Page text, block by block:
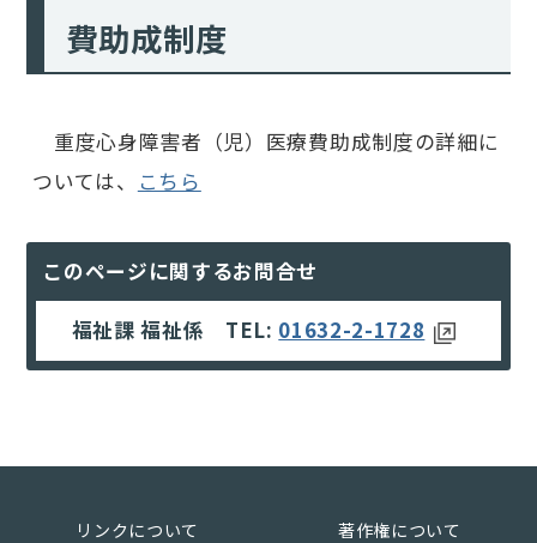
費助成制度
重度心身障害者（児）医療費助成制度の詳細に
ついては、
こちら
このページに関するお問合せ
福祉課 福祉係 TEL: 01632-2-1728
リンクについて 著作権について